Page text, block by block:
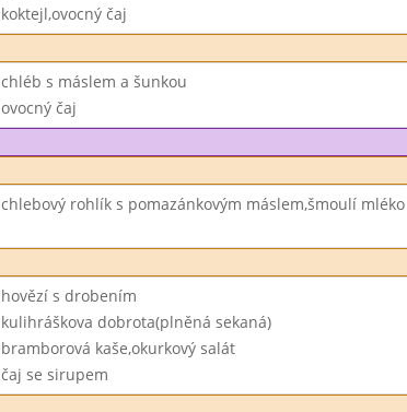
koktejl,ovocný čaj
chléb s máslem a šunkou
ovocný čaj
chlebový rohlík s pomazánkovým máslem,šmoulí mléko
hovězí s drobením
kulihráškova dobrota(plněná sekaná)
bramborová kaše,okurkový salát
čaj se sirupem